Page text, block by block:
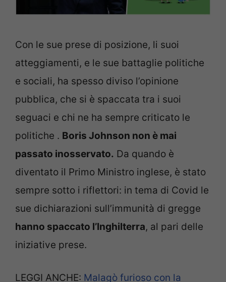
Con le sue prese di posizione, li suoi
atteggiamenti, e le sue battaglie politiche
e sociali, ha spesso diviso l’opinione
pubblica, che si è spaccata tra i suoi
seguaci e chi ne ha sempre criticato le
politiche . Boris Johnson non è mai
passato inosservato. Da quando è
diventato il Primo Ministro inglese, è stato
sempre sotto i riflettori: in tema di Covid le
sue dichiarazioni sull’immunità di gregge
hanno spaccato l’Inghilterra, al pari delle
iniziative prese.
LEGGI ANCHE: Malagò furioso con la